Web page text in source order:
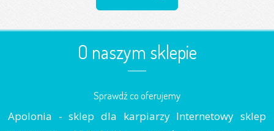
O naszym sklepie
Sprawdź co oferujemy
Apolonia - sklep dla karpiarzy Internetowy sklep